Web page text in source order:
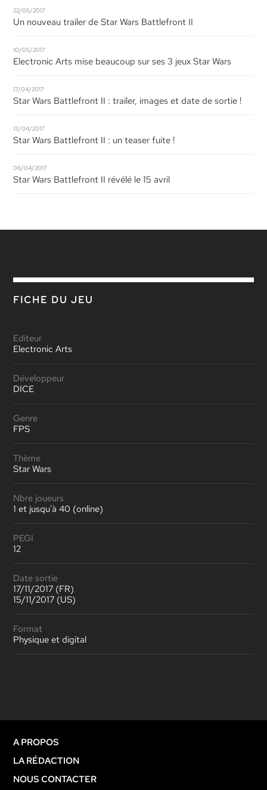
22/05/2017
Un nouveau trailer de Star Wars Battlefront II
10/05/2017
Electronic Arts mise beaucoup sur ses 3 jeux Star Wars
17/04/2017
Star Wars Battlefront II : trailer, images et date de sortie !
13/04/2017
Star Wars Battlefront II : un teaser fuite !
06/04/2017
Star Wars Battlefront II révélé le 15 avril
FICHE DU JEU
Editeur
Electronic Arts
Développeur
DICE
Genre
FPS
Thème
Star Wars
Nbre joueurs
1 et jusqu'à 40 (online)
PEGI
12
Date sortie
17/11/2017 (FR)
15/11/2017 (US)
Format
Physique et digital
A PROPOS
LA RÉDACTION
NOUS CONTACTER